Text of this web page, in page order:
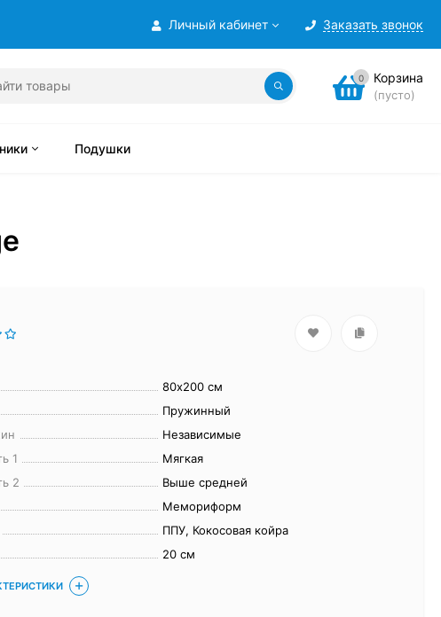
Личный кабинет Заказать звонок
0 Корзина
(пусто)
Подушки
80х200 см
Пружинный
Независимые
1
Мягкая
2
Выше средней
Мемориформ
ППУ, Кокосовая койра
20 см